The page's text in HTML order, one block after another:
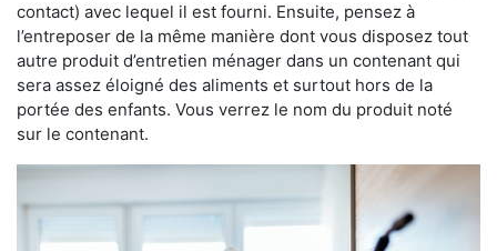
contact) avec lequel il est fourni. Ensuite, pensez à
l’entreposer de la même manière dont vous disposez tout
autre produit d’entretien ménager dans un contenant qui
sera assez éloigné des aliments et surtout hors de la
portée des enfants. Vous verrez le nom du produit noté
sur le contenant.